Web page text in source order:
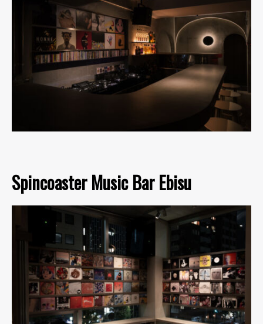
Spincoaster Music Bar Ebisu